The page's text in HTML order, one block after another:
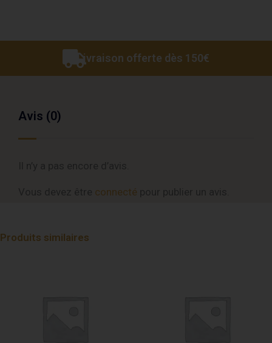
Livraison offerte dès 150€
Avis (0)
connecté
Produits similaires